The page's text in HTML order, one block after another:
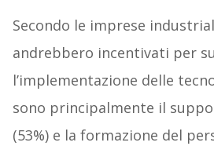
Secondo le imprese
andrebbero incentivati per
l’implementazione delle
sono principalmente il
(53%) e la formazione del